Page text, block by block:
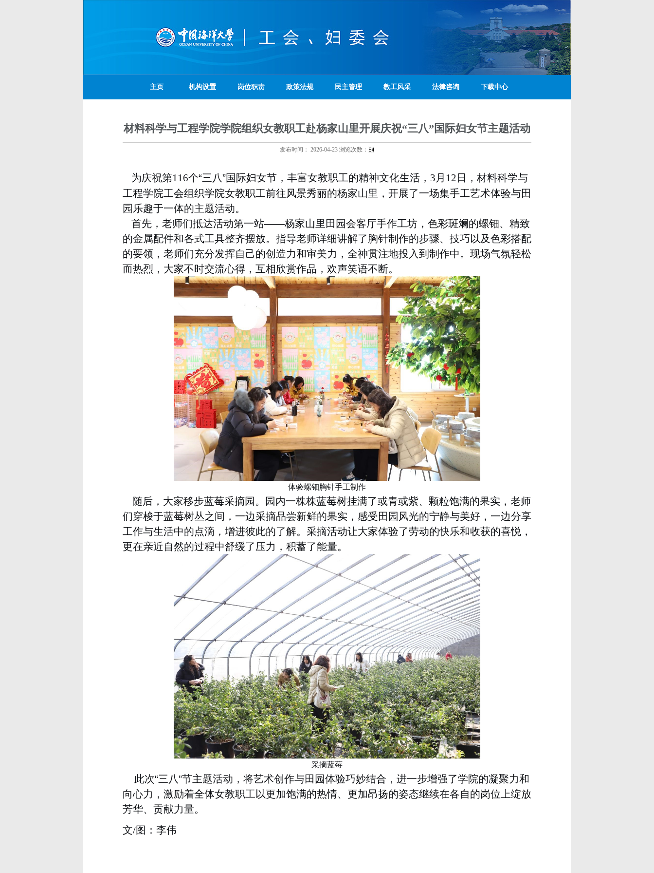
主页 机构设置 岗位职责 政策法规 民主管理 教工风采 法律咨询 下载中心
材料科学与工程学院学院组织女教职工赴杨家山里开展庆祝“三八”国际妇女节主题活动
发布时间： 2026-04-23 浏览次数：
为庆祝第116个“三八”国际妇女节，丰富女教职工的精神文化生活， 3 月 12 日，材料科学与
工程学院工会组织学院女教职工前往风景秀丽的杨家山里，开展了一场集手工艺术体验与田
园乐趣于一体的主题活动。
首先，老师们抵达活动第一站——杨家山里田园会客厅手作工坊，色彩斑斓的螺钿、精致
的金属配件和各式工具整齐摆放。指导老师详细讲解了胸针制作的步骤、技巧以及色彩搭配
的要领，老师们充分发挥自己的创造力和审美力，全神贯注地投入到制作中。现场气氛轻松
而热烈，大家不时交流心得，互相欣赏作品，欢声笑语不断。
体验螺钿胸针手工制作
随后，大家移步蓝莓采摘园。园内一株株蓝莓树挂满了或青或紫、颗粒饱满的果实，老师
们穿梭于蓝莓树丛之间，一边采摘品尝新鲜的果实，感受田园风光的宁静与美好，一边分享
工作与生活中的点滴，增进彼此的了解。采摘活动让大家体验了劳动的快乐和收获的喜悦，
更在亲近自然的过程中舒缓了压力，积蓄了能量。
采摘蓝莓
此次“三八”节主题活动，将艺术创作与田园体验巧妙结合，进一步增强了学院的凝聚力和
向心力，激励着全体女教职工以更加饱满的热情、更加昂扬的姿态继续在各自的岗位上绽放
芳华、贡献力量。
文/图：李伟